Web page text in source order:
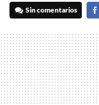
Sin comentarios